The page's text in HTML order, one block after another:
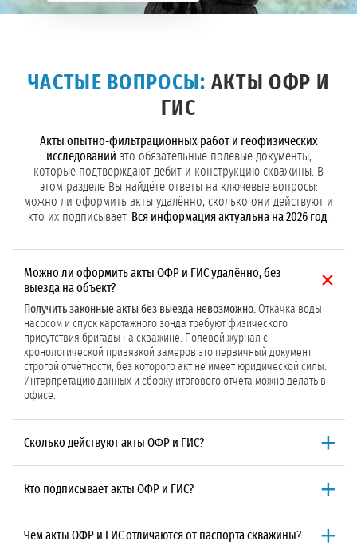
ЧАСТЫЕ ВОПРОСЫ: АКТЫ ОФР И
ГИС
Акты опытно-фильтрационных работ и геофизических
исследований это обязательные полевые документы,
которые подтверждают дебит и конструкцию скважины. В
этом разделе Вы найдёте ответы на ключевые вопросы:
можно ли оформить акты удалённо, сколько они действуют и
кто их подписывает. Вся информация актуальна на 2026 год
Можно ли оформить акты ОФР и ГИС удалённо, без
выезда на объект?
Получить законные акты без выезда невозможно. Откачка воды
насосом и спуск каротажного зонда требуют физического
присутствия бригады на скважине. Полевой журнал с
хронологической привязкой замеров это первичный документ
строгой отчётности, без которого акт не имеет юридической силы.
Интерпретацию данных и сборку итогового отчета можно делать в
офисе.
Сколько действуют акты ОФР и ГИС?
Акты действуют весь срок эксплуатации скважины,то есть 25–50
хранятся постоянно. Повторные ОФР назначаются, если дебит упал
состояния обсадных колонн.
Кто подписывает акты ОФР и ГИС?
Действует трёхуровневая система подписей.На полевом уровне
На техническом уровне заключения заверяют главный гидрогеолог
Чем акты ОФР и ГИС отличаются от паспорта скважины?